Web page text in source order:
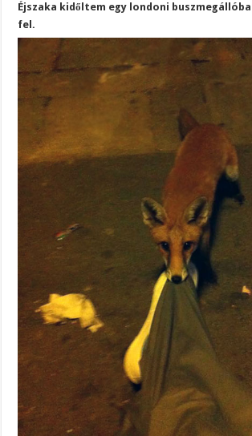
Éjszaka kidőltem egy londoni
fel.